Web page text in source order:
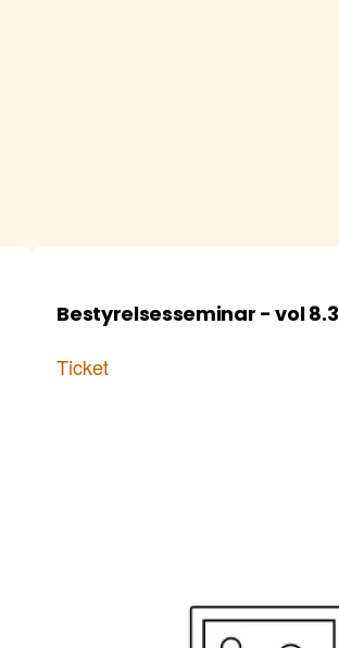
Bestyrelsesseminar - vol 8.3
Ticket